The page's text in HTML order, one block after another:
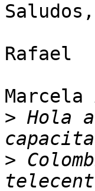
Saludos,
Rafael
> Hola
>